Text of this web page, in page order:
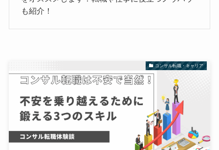
も紹介！
コンサル転職・キャリア